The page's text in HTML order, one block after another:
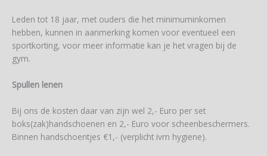
Leden tot 18 jaar, met ouders die het minimuminkomen
hebben, kunnen in aanmerking komen voor eventueel een
sportkorting, voor meer informatie kan je het vragen bij de
gym.
Spullen lenen
Bij ons de kosten daar van zijn wel 2,- Euro per set
boks(zak)handschoenen en 2,- Euro voor scheenbeschermers.
Binnen handschoentjes €1,- (verplicht ivm hygiene).